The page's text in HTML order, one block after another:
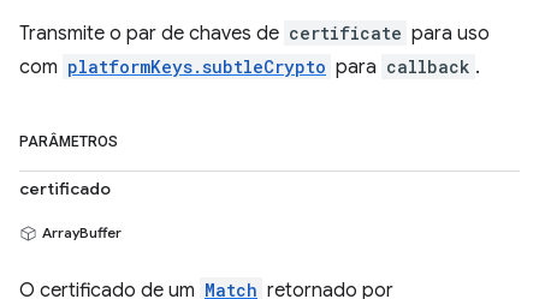
Transmite o par de chaves de certificate para uso
com platformKeys.subtleCrypto para callback .
PARÂMETROS
certificado
ArrayBuffer
O certificado de um Match retornado por